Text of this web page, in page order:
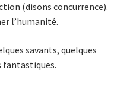
(disons concurrence).
l’humanité.
savants, quelques
fantastiques.